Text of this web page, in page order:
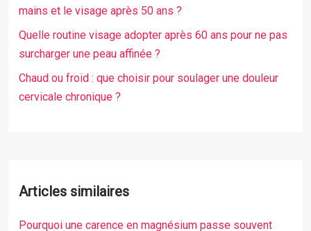
mains et le visage après 50 ans ?
Quelle routine visage adopter après 60 ans pour ne pas
surcharger une peau affinée ?
Chaud ou froid : que choisir pour soulager une douleur
cervicale chronique ?
Articles similaires
Pourquoi une carence en magnésium passe souvent